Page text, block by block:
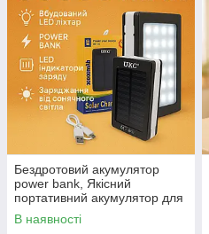
Бездротовий акумулятор
power bank, Якісний
портативний акумулятор для
телефону, Powerbank для
дому VG-33
В наявності